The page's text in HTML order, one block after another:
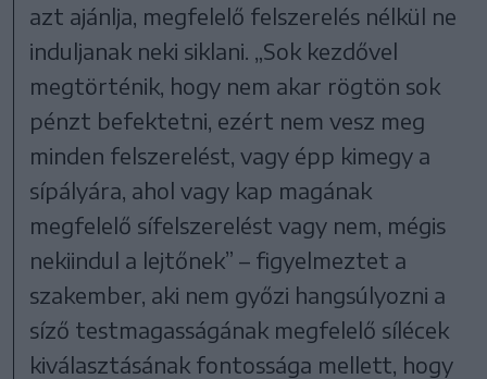
azt ajánlja, megfelelő felszerelés nélkül ne
induljanak neki siklani. „Sok kezdővel
megtörténik, hogy nem akar rögtön sok
pénzt befektetni, ezért nem vesz meg
minden felszerelést, vagy épp kimegy a
sípályára, ahol vagy kap magának
megfelelő sífelszerelést vagy nem, mégis
nekiindul a lejtőnek” – figyelmeztet a
szakember, aki nem győzi hangsúlyozni a
síző testmagasságának megfelelő sílécek
kiválasztásának fontossága mellett, hogy